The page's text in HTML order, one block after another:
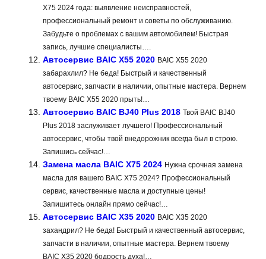
X75 2024 года: выявление неисправностей,
профессиональный ремонт и советы по обслуживанию.
Забудьте о проблемах с вашим автомобилем! Быстрая
запись, лучшие специалисты….
Автосервис BAIC X55 2020 BAIC X55 2020
забарахлил? Не беда! Быстрый и качественный
автосервис, запчасти в наличии, опытные мастера. Вернем
твоему BAIC X55 2020 прыть!…
Автосервис BAIC BJ40 Plus 2018 Твой BAIC BJ40
Plus 2018 заслуживает лучшего! Профессиональный
автосервис, чтобы твой внедорожник всегда был в строю.
Запишись сейчас!…
Замена масла BAIC X75 2024 Нужна срочная замена
масла для вашего BAIC X75 2024? Профессиональный
сервис, качественные масла и доступные цены!
Запишитесь онлайн прямо сейчас!…
Автосервис BAIC X35 2020 BAIC X35 2020
захандрил? Не беда! Быстрый и качественный автосервис,
запчасти в наличии, опытные мастера. Вернем твоему
BAIC X35 2020 бодрость духа!…